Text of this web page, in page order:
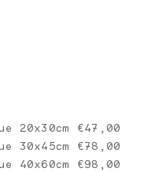
20x30cm €47,00
30x45cm €78,00
40x60cm €98,00